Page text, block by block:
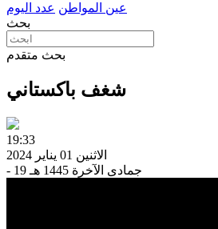
عين المواطن عدد اليوم
بحث
بحث متقدم
شغف باكستاني
19:33
الاثنين 01 يناير 2024
- 19 جمادى الآخرة 1445 هـ